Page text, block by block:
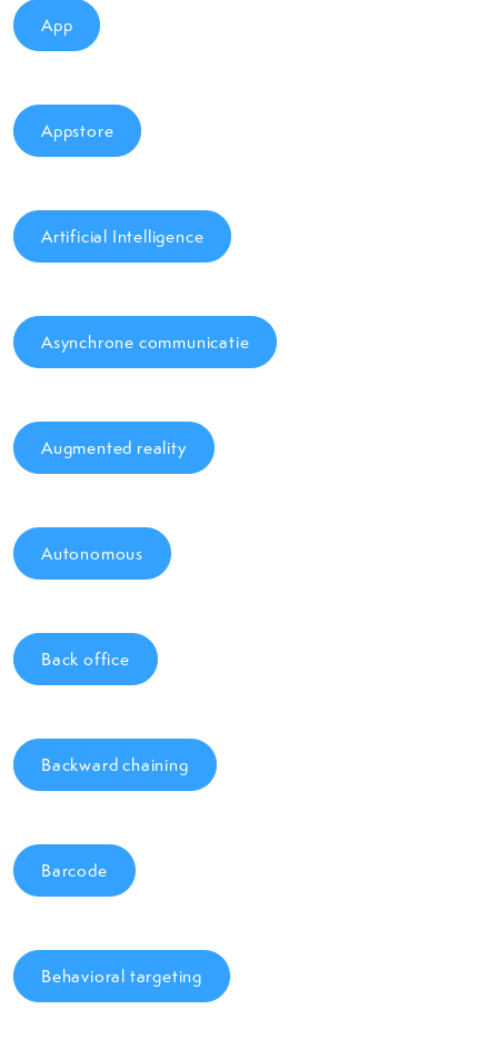
App
Appstore
Artificial Intelligence
Asynchrone communicatie
Augmented reality
Autonomous
Back office
Backward chaining
Barcode
Behavioral targeting